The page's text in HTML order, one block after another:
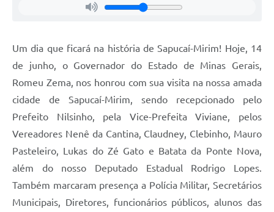
Um dia que ficará na história de Sapucaí-Mirim! Hoje, 14
de junho, o Governador do Estado de Minas Gerais,
Romeu Zema, nos honrou com sua visita na nossa amada
cidade de Sapucaí-Mirim, sendo recepcionado pelo
Prefeito Nilsinho, pela Vice-Prefeita Viviane, pelos
Vereadores Nenê da Cantina, Claudney, Clebinho, Mauro
Pasteleiro, Lukas do Zé Gato e Batata da Ponte Nova,
além do nosso Deputado Estadual Rodrigo Lopes.
Também marcaram presença a Polícia Militar, Secretários
Municipais, Diretores, funcionários públicos, alunos das